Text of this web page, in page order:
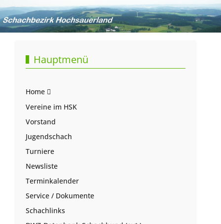
Hauptmenü
Home
Vereine im HSK
Vorstand
Jugendschach
Turniere
Newsliste
Terminkalender
Service / Dokumente
Schachlinks